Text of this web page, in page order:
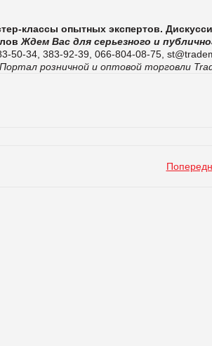
классы опытных экспертов.
Ждем Вас для серьезного и
50-34, 383-92-39, 066-804-08-75,
Портал розничной и оптовой торговли